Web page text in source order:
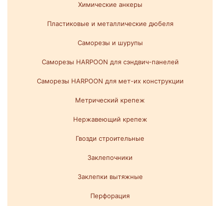
Химические анкеры
Пластиковые и металлические дюбеля
Саморезы и шурупы
Саморезы HARPOON для сэндвич-панелей
Саморезы HARPOON для мет-их конструкции
Метрический крепеж
Нержавеющий крепеж
Гвозди строительные
Заклепочники
Заклепки вытяжные
Перфорация